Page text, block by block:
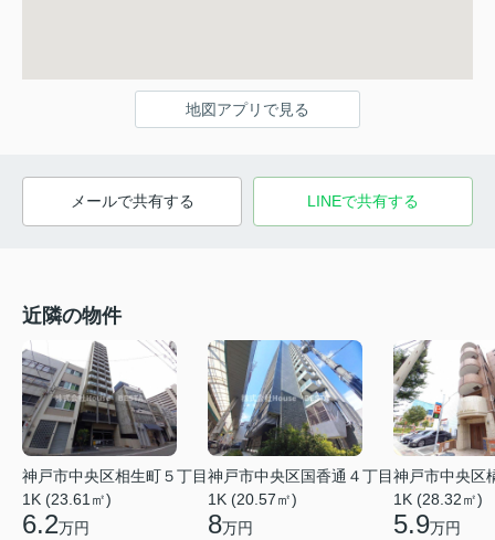
地図アプリで見る
メールで共有する LINEで共有する
近隣の物件
神戸市中央区相生町５丁目
1K (23.61㎡)
6.2万円
神戸市中央区国香通４丁目
1K (20.57㎡)
8万円
神戸市中央区
1K (28.32㎡)
5.9万円